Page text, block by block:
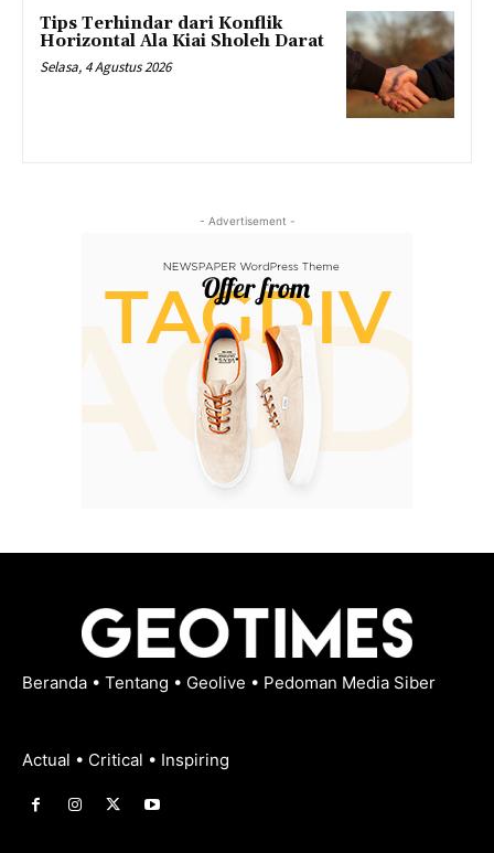
Tips Terhindar dari Konflik
Horizontal Ala Kiai Sholeh Darat
Selasa, 4 Agustus 2026
- Advertisement -
Beranda • Tentang • Geolive • Pedoman Media Siber
Actual • Critical • Inspiring